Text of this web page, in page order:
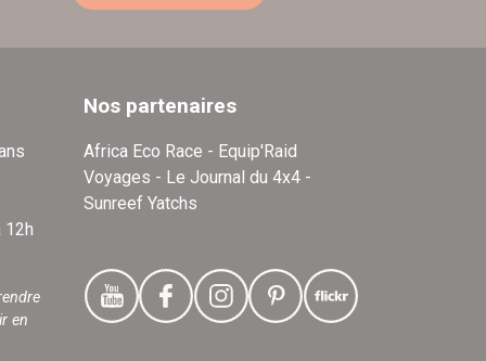
12h
en
Nos partenaires
Africa Eco Race - Equip'Raid
Voyages - Le Journal du 4x4 -
Sunreef Yatchs